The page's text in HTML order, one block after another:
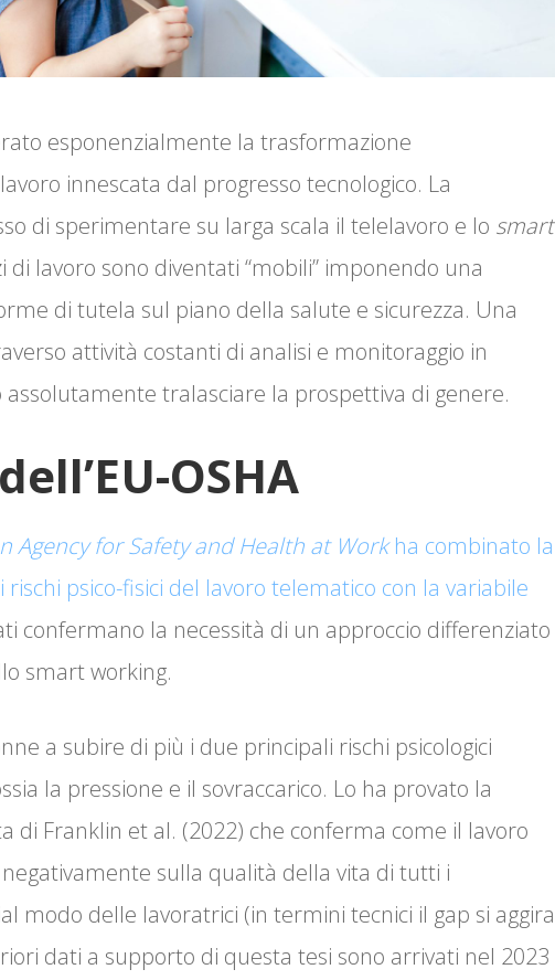
esponenzialmente la trasformazione
innescata dal progresso tecnologico. La
di sperimentare su larga scala il telelavoro e lo smart
di lavoro sono diventati “mobili” imponendo una
di tutela sul piano della salute e sicurezza. Una
attività costanti di analisi e monitoraggio in
tralasciare la prospettiva di genere.
OSHA
Agency for Safety and Health at Workha combinato la
rischi psico-fisici del lavoro telematico con la variabile
confermano la necessità di un approccio differenziato
smart working.
a subire di più i due principali rischi psicologici
la pressione e il sovraccarico. Lo ha provato la
di Franklin et al. (2022) che conferma come il lavoro
sulla qualità della vita di tutti i
modo delle lavoratrici (in termini tecnici il gap si aggira
dati a supporto di questa tesi sono arrivati nel 2023